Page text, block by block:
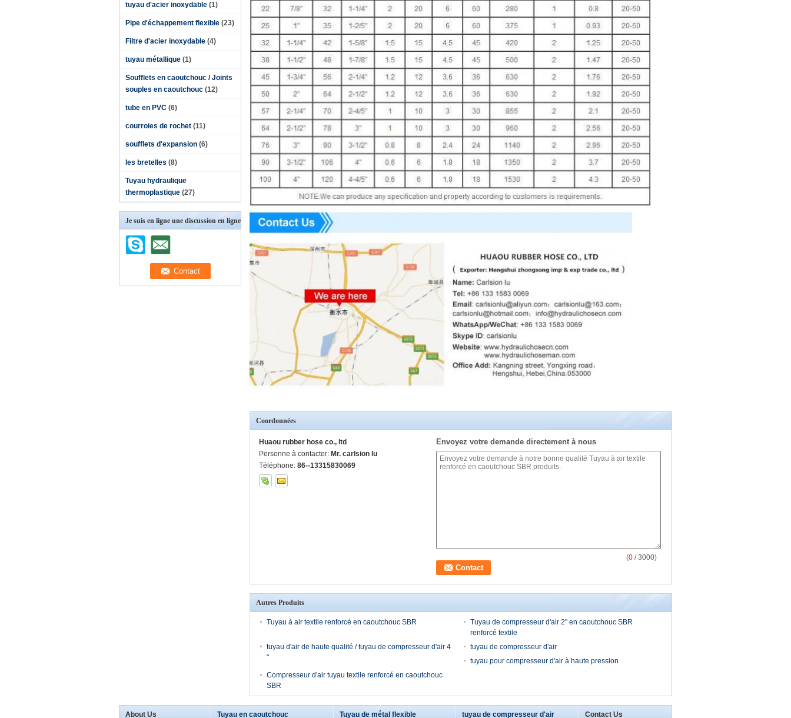
tuyau d'acier inoxydable (1)
Pipe d'échappement flexible (23)
Filtre d'acier inoxydable (4)
tuyau métallique (1)
Soufflets en caoutchouc / Joints
souples en caoutchouc (12)
tube en PVC (6)
courroies de rochet (11)
soufflets d'expansion (6)
les bretelles (8)
Tuyau hydraulique
thermoplastique (27)
Je suis en ligne une discussion en ligne
Coordonnées
Huaou rubber hose co., ltd
Personne à contacter: Mr. carlsion lu
Téléphone: 86--13315830069
Envoyez votre demande directement à nous
(0 / 3000)
Autres Produits
Tuyau à air textile renforcé en caoutchouc SBR
Tuyau de compresseur d'air 2" en caoutchouc SBR
renforcé textile
tuyau d'air de haute qualité / tuyau de compresseur d'air 4
"
tuyau de compresseur d'air
tuyau pour compresseur d'air à haute pression
Compresseur d'air tuyau textile renforcé en caoutchouc
SBR
About Us Tuyau en caoutchouc Tuyau de métal flexible tuyau de compresseur d'air Contact Us